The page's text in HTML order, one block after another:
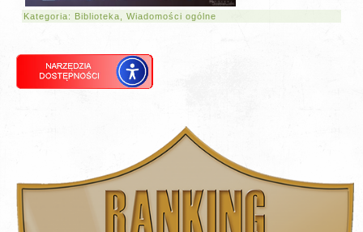
Kategoria: Biblioteka ,Wiadomości ogólne